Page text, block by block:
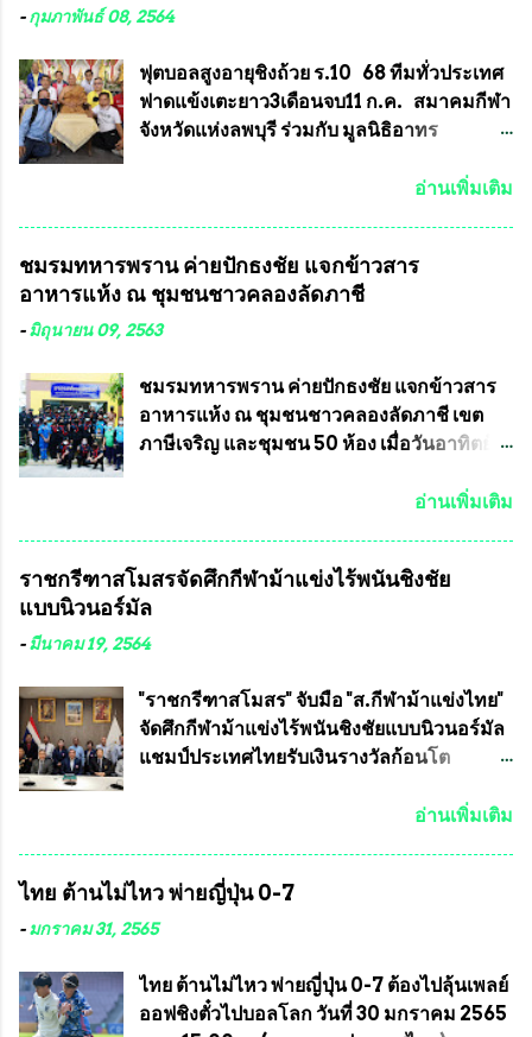
ตอกโค๊ตและรันหมายเลข (พร้อมทั้งมีการทำ
ประกาศจำนวนการจัดสร้างให้ชัดเจน ว่าสร้าง
จำนวนเท่าไหร่ (เพื่อป้องกันการปั๊มเสริมใน
ภายหลัง) 3.)มีวัตถุประสงค์ที...
ณัฐสุภานนท์ เปิดเผยว่า “ยกตัวอย่างในเขต
การเลือกตั้งต้องแสวงหาข้อเท็จจริงและดำเนิน
การจัดให้มีการเลือกตั้งใหม่ เพราะมีการร้อง
เรียนการกระทำความผิดกฎหมายการเลือกตั้ง
เลขาธิการคณะกรรมการการเลือกตั้ง เพื่อให้
การเลือกตั้งจะดำเนินการจัดให้มีการเลือกตั้ง
ใหม่อีกครั้ง ประธานมูลนิธิธรรมาภิบาลและ
ต่อต้านทุจริต กล่าวต่ออีกว่า “นครเชียงใหม่
ต้องส่งเสริมให้ผู้นำในระดับต่างๆมีหลักธร
รมาภิบาลในการบริหารราชการแผ่นดิน คณะ
กรรมการการเลือกตั้งถือเป็นองค์กรอิสระตาม
-กุมภาพันธ์ 08, 2564
ฟุตบอลสูงอายุชิงถ้วย ร.10 68 ทีมทั่วประเทศ
ฟาดแข้งเตะยาว3เดือนจบ11 ก.ค. สมาคมกีฬา
จังหวัดแห่งลพบุรี ร่วมกับ มูลนิธิอาทร
แข่งขันฟุตบอลสูงอายุชิงแชมป์ประเทศไทย ชิง
อดีตนักเตะทีมชาติอนุญาตให้ลงแข่งขันได้ ทีม
แชมป์ได้รับ 150,000 บาท พร้อมได้สิทธิ์ไป
ทัวร์ต่างประเทศอีกด้วย ที่ห้องประชุม โรงทาน
ลพบุรี ท่านเจ้าคุณ พระราชวิสุทธิ ประชานาถ
(หลวงพ่อ อลงกต ) ในฐานะประธานมูลนิธิ
ประชานาถ และ ประธานอำนวยการจัดการ
ถ้วยพระราชทาน สมเด็จพระเจ้าอยู่หัว มหา
อำนวยการจัดการแข่งขัน และ นายวีรยุทธ
สวัสดี ประธานคณะกรรมการจัดการแข่งขัน
และคณะทำงาน ได้ร่วมกันประชุมหารือ
อายุ ชิงแชมป์ประเทศไทย ครั้งที่ 1 ประจำปี
2564 กำหนดแข่งขันระหว่างวันที่ 24
เมษายน จนถึงว...
อ่านเพิ่มเติม
ชมรมทหารพราน ค่ายปักธงชัย แจกข้าวสาร
อาหารแห้ง ณ​ ชุมชนชาวคลองลัดภาชี
-มิถุนายน 09, 2563
ชมรมทหารพราน ค่ายปักธงชัย แจกข้าวสาร
อาหารแห้ง ณ​ ชุมชนชาวคลองลัดภาชี เขต
ภาษีเจริญ และชุมชน 50 ห้อง เมื่อวันอาทิตย์ที่
ปักธงชัย กรุงเทพมหานครโดย พันเอกสมศักดิ์
กรุงเทพมหานคร ได้เป็นประธาน แจก
ข้าวสาร อาหารแห้ง ให้กับพี่น้องชุมชนชาว
คลองลัดภาชี เขตภาษีเจริญ และชุมชน 50
ทีมงาน ต้องขออภัย ที่ไม่ได้เอ่ยชื่อเต็มสังกัด
เพราะท่านขอสงวนเอาไว้ พันอากาศเอก ทอง
อินทร์ พรหมสุวรรณ ท่านรองกัมปนาท ผู้ร่วม
ครั้งนี้ได้ เนื่องจาก ติดธุระเร่งด่วน จึงได้มอบ
ความสงบเรียบร้อย นางฉวีวรรณ ตระกูลธรรม
ประธานชุมชน คลองลัดภาชีเขตภาษีเจริญ
สท.ทพ. สมนึก ปัทมาลัยที่ปรึกษา และการแจก
ความ ร้องขอจากประธานชุมชนคลองลัดภาชี
เขตภาษีเจริญ !!พี่น้องชุมชนได้รับความเดือด
อ่านเพิ่มเติม
ราชกรีฑาสโมสรจัดศึกกีฬาม้าแข่งไร้พนันชิงชัย
แบบนิวนอร์มัล
-มีนาคม 19, 2564
"ราชกรีฑาสโมสร" จับมือ "ส.กีฬาม้าแข่งไทย"
จัดศึกกีฬาม้าแข่งไร้พนันชิงชัยแบบนิวนอร์มัล
แชมป์ประเทศไทยรับเงินรางวัลก้อนโต
พล.อ.วิชญ เทพหัสดิน ณ อยุธยา นายกสมาคม
จัดการแข่งขันร่วมกัน ระหว่างสมาคม
ราชกรีฑาสโมสร กับ สมาคมกีฬาม้าแข่งไทย
ที่ห้องประชุมมูลนิธิโอลิมปิคไทย (บ้าน
นนท์ ประธานคณะกรรมการอำนวยการแข่ง
ม้า พร้อมด้วย นายเต็มสุข สุวรรณศร
อ่านเพิ่มเติม
ไทย ต้านไม่ไหว พ่ายญี่ปุ่น 0-7
-มกราคม 31, 2565
ไทย ต้านไม่ไหว พ่ายญี่ปุ่น 0-7 ต้องไปลุ้นเพลย์
ออฟชิงตั๋วไปบอลโลก วันที่ 30 มกราคม 2565